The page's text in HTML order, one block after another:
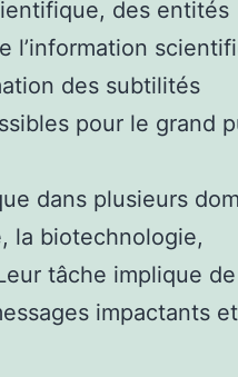
des entités
l’information
des subtilités
pour le grand
dans plusieurs
la biotechnologie,
tâche implique
impactants et